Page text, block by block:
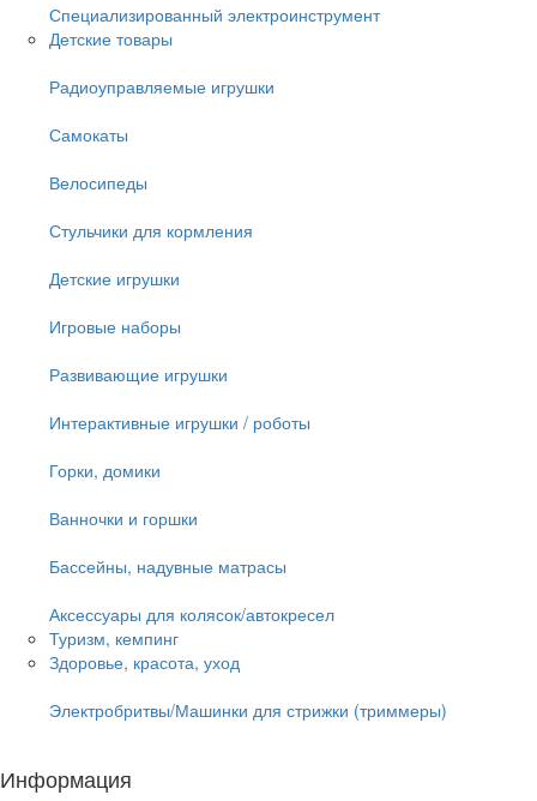
Специализированный электроинструмент
Детские товары
Радиоуправляемые игрушки
Самокаты
Велосипеды
Стульчики для кормления
Детские игрушки
Игровые наборы
Развивающие игрушки
Интерактивные игрушки / роботы
Горки, домики
Ванночки и горшки
Бассейны, надувные матрасы
Аксессуары для колясок/автокресел
Туризм, кемпинг
Здоровье, красота, уход
Электробритвы/Машинки для стрижки (триммеры)
Информация